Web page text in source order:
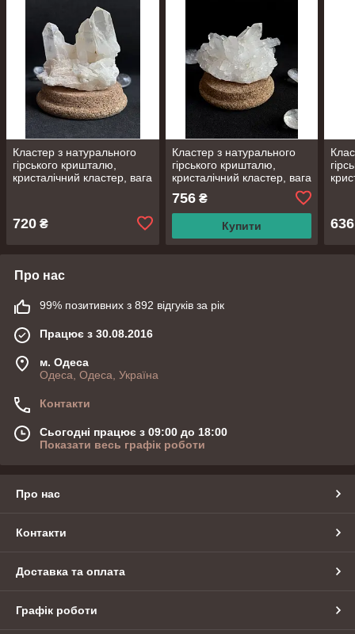
Кластер з натурального
гірського кришталю,
кристалічний кластер, вага
720 ₴
Кластер з натурального
гірського кришталю,
кристалічний кластер, вага
44*50*74 мм
756₴
Купити 636
Про нас
99% позитивних з 892 відгуків за рік
Працює з 30.08.2016
м. Одеса
Одеса, Одеса, Україна
Контакти
Сьогодні працює з 09:00 до 18:00
Показати весь графік роботи
Про нас
Контакти
Доставка та оплата
Графік роботи